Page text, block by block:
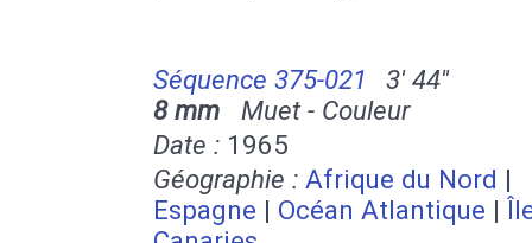
Séquence 375-021
3' 44''
8 mm Muet - Couleur
Date : 1965
Géographie : Afrique du Nord |
Espagne | Océan Atlantique |